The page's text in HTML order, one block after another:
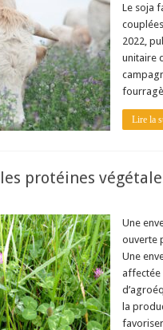
Le soja
2022,
unitaire
Lire la
protéines
Une
ouverte
Une
affectée
la